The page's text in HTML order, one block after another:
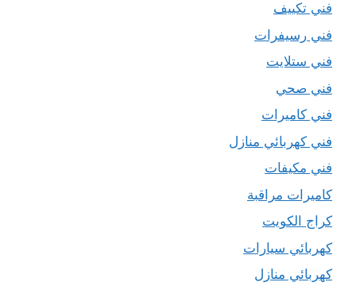
فني تكييف
فني رسيفرات
فني ستلايت
فني صحي
فني كاميرات
فني كهربائي منازل
فني مكيفات
كاميرات مراقبة
كراج الكويت
كهربائي سيارات
كهربائي منازل